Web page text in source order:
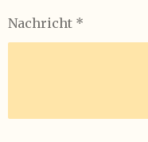
Nachricht *